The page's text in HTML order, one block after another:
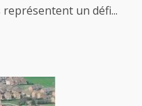
un défi...